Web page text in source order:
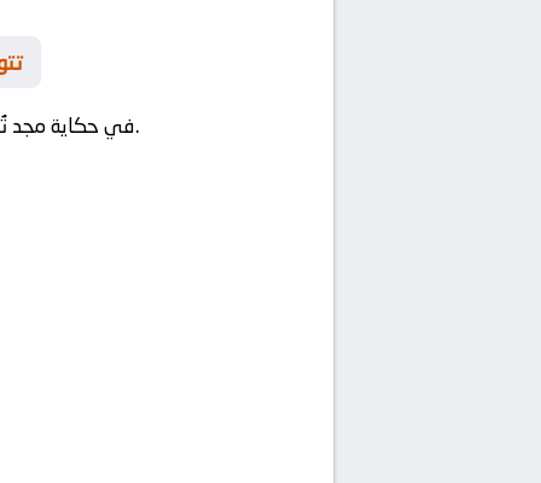
🌟
في حكاية مجدفي مواجهة تحليل ميداني يُبرز الجمال التكتيكي للمواجهة.